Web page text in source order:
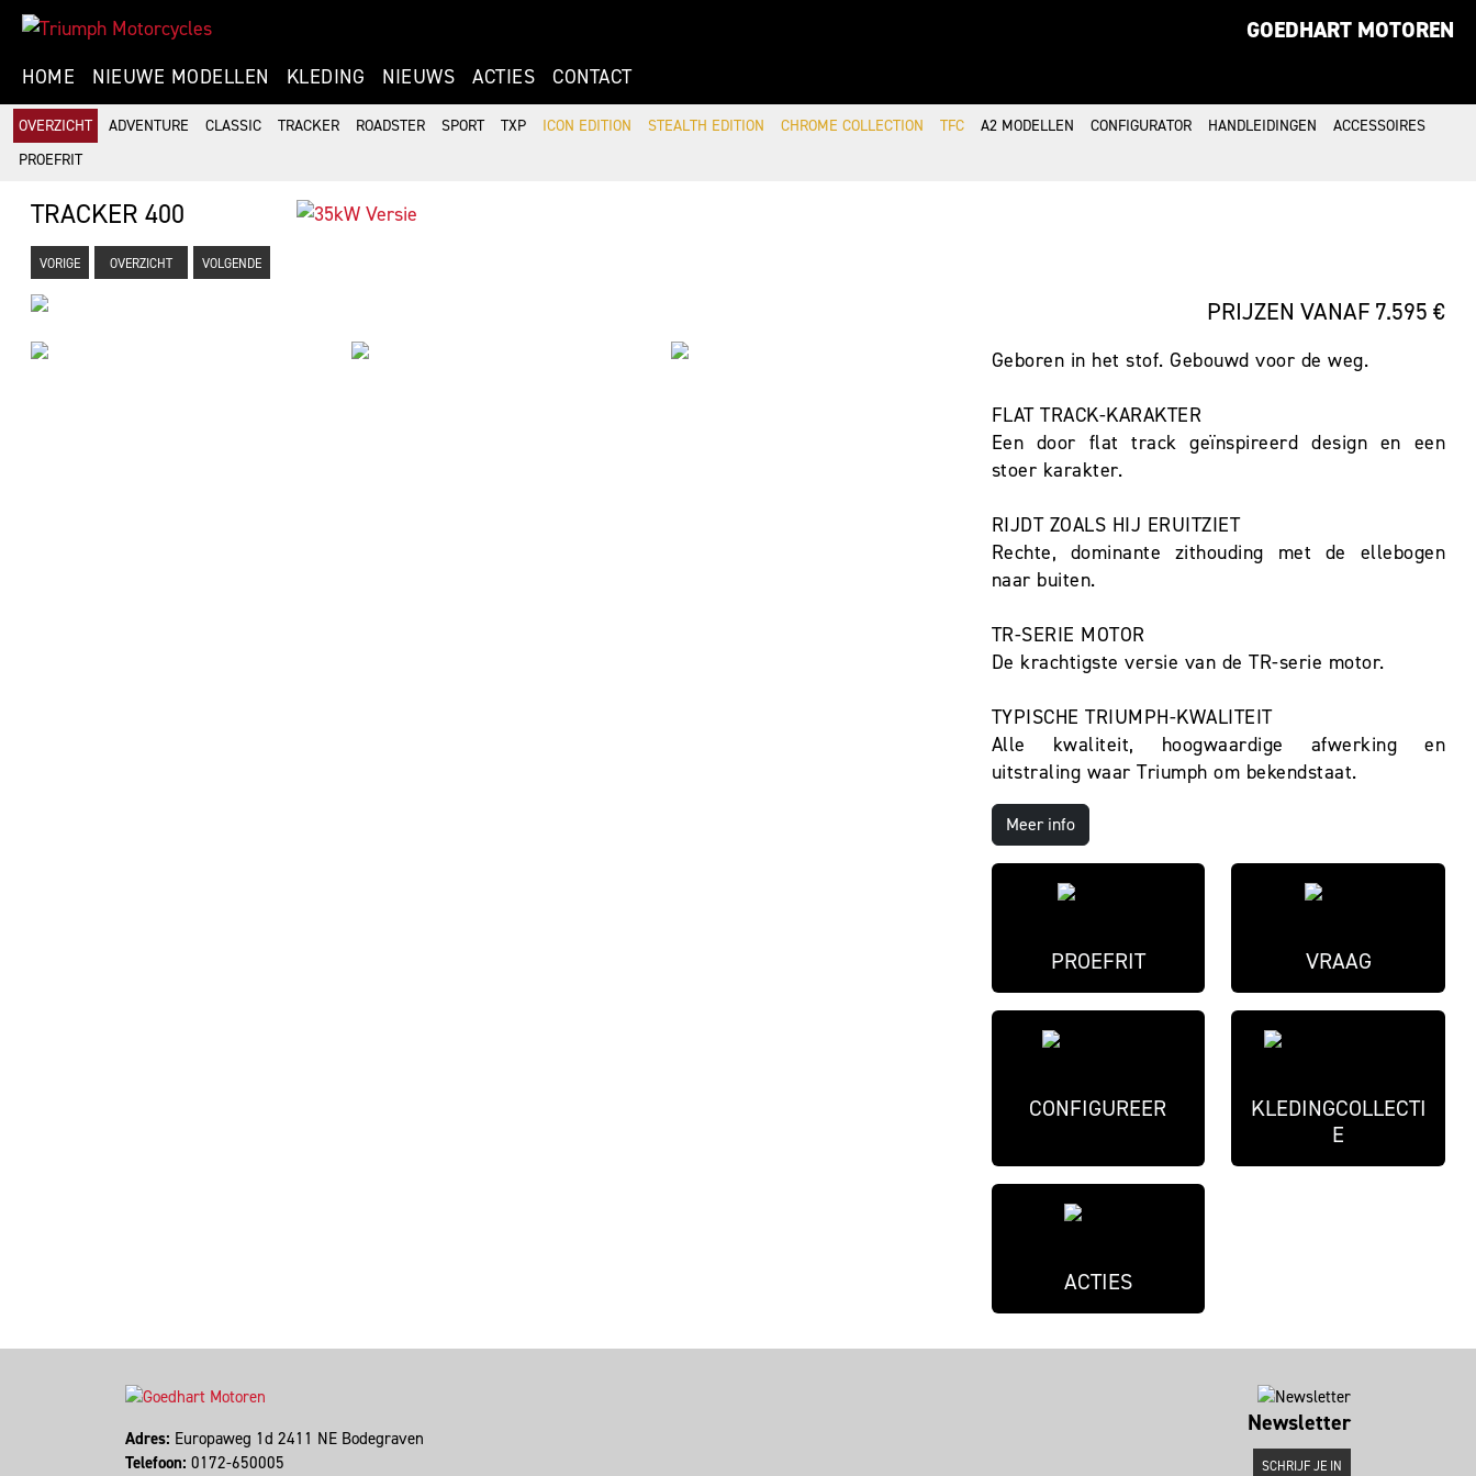
GOEDHART MOTOREN
HOME NIEUWE MODELLEN KLEDING NIEUWS ACTIES CONTACT
OVERZICHT ADVENTURE CLASSIC TRACKER ROADSTER SPORT TXP ICON EDITION STEALTH EDITION CHROME COLLECTION TFC A2 MODELLEN CONFIGURATOR HANDLEIDINGEN
ACCESSOIRES
PROEFRIT
TRACKER 400
VORIGE OVERZICHT VOLGENDE
PRIJZEN VANAF 7.595 €
Geboren in het stof. Gebouwd voor de weg.
FLAT TRACK-KARAKTER
Een door flat track geïnspireerd design en een
stoer karakter.
RIJDT ZOALS HIJ ERUITZIET
Rechte, dominante zithouding met de ellebogen
naar buiten.
TR-SERIE MOTOR
De krachtigste versie van de TR-serie motor.
TYPISCHE TRIUMPH-KWALITEIT
Alle kwaliteit, hoogwaardige afwerking en
uitstraling waar Triumph om bekendstaat.
Meer info
PROEFRIT VRAAG
CONFIGUREER
KLEDINGCOLLECTI
E
ACTIES
Adres: Europaweg 1d 2411 NE Bodegraven
Telefoon: 0172-650005
Newsletter
SCHRIJF JE IN